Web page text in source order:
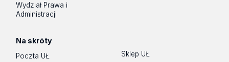
Wydział Prawa i
Administracji
Na skróty
Poczta UŁ
Sklep UŁ